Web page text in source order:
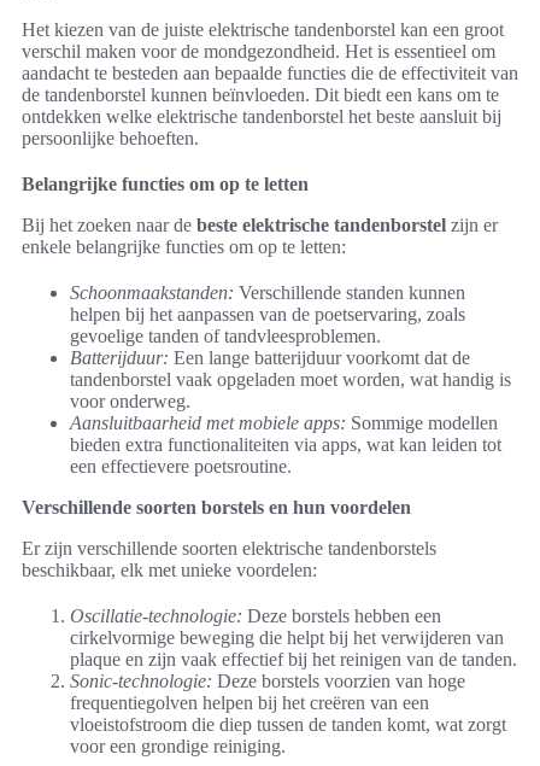
Het kiezen van de juiste elektrische tandenborstel kan een groot
verschil maken voor de mondgezondheid. Het is essentieel om
aandacht te besteden aan bepaalde functies die de effectiviteit van
de tandenborstel kunnen beïnvloeden. Dit biedt een kans om te
ontdekken welke elektrische tandenborstel het beste aansluit bij
persoonlijke behoeften.
Belangrijke functies om op te letten
Bij het zoeken naar de beste elektrische tandenborstel zijn er
enkele belangrijke functies om op te letten:
Schoonmaakstanden: Verschillende standen kunnen
helpen bij het aanpassen van de poetservaring, zoals
gevoelige tanden of tandvleesproblemen.
Batterijduur: Een lange batterijduur voorkomt dat de
tandenborstel vaak opgeladen moet worden, wat handig is
voor onderweg.
Aansluitbaarheid met mobiele apps: Sommige modellen
bieden extra functionaliteiten via apps, wat kan leiden tot
een effectievere poetsroutine.
Verschillende soorten borstels en hun voordelen
Er zijn verschillende soorten elektrische tandenborstels
beschikbaar, elk met unieke voordelen:
Oscillatie-technologie: Deze borstels hebben een
cirkelvormige beweging die helpt bij het verwijderen van
plaque en zijn vaak effectief bij het reinigen van de tanden.
Sonic-technologie: Deze borstels voorzien van hoge
frequentiegolven helpen bij het creëren van een
vloeistofstroom die diep tussen de tanden komt, wat zorgt
voor een grondige reiniging.